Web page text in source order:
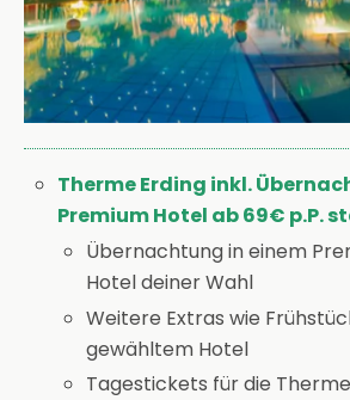
Therme Erding inkl.
Premium Hotel ab 69€ p.P.
Übernachtung in einem
Hotel deiner Wahl
Weitere Extras wie
gewähltem Hotel
Tagestickets für die